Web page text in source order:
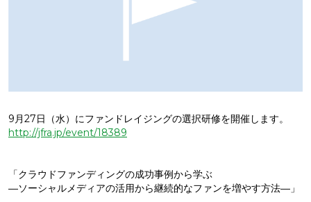
9月27日（水）にファンドレイジングの選択研修を開催します。
http://jfra.jp/event/18389
「クラウドファンディングの成功事例から学ぶ
―ソーシャルメディアの活用から継続的なファンを増やす方法―」